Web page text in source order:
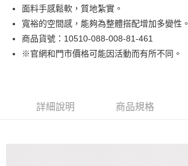
運送方式
免運費
宅配(本島)
面料手感鬆軟，質地紮實。
寬裕的空間感，能夠為整體搭配增加多變性。
商品貨號：10510-088-008-81-461
※官網和門市價格可能因活動而有所不同。
詳細說明 商品規格